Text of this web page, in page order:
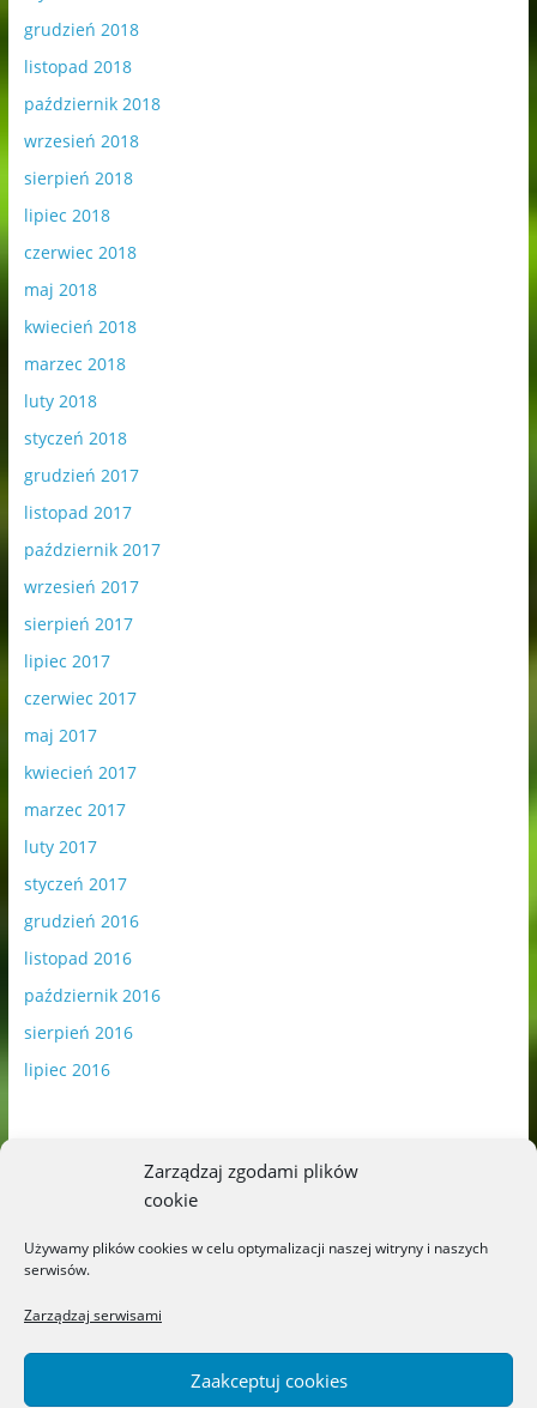
Zarządzaj zgodami plików
cookie
Używamy plików cookies w celu optymalizacji naszej witryny i naszych
serwisów.
Zarządzaj serwisami
Zaakceptuj cookies
grudzień 2018
listopad 2018
październik 2018
wrzesień 2018
sierpień 2018
lipiec 2018
czerwiec 2018
maj 2018
kwiecień 2018
marzec 2018
luty 2018
styczeń 2018
grudzień 2017
listopad 2017
październik 2017
wrzesień 2017
sierpień 2017
lipiec 2017
czerwiec 2017
maj 2017
kwiecień 2017
marzec 2017
luty 2017
styczeń 2017
grudzień 2016
listopad 2016
październik 2016
sierpień 2016
lipiec 2016